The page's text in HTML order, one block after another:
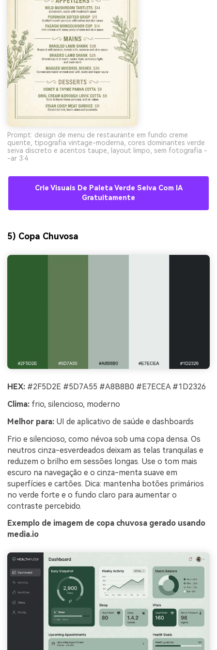
Prompt: design de menu de restaurante em fundo creme
quente, tipografia vintage-moderna, cores dominantes verde
seiva discreto e acentos taupe, layout limpo, sem fotografia -
-ar 3:4
Crie Visuais De Paleta Verde Seiva Com IA
Gratuitamente
5) Copa Chuvosa
HEX: #2F5D2E #5D7A55 #A8B8B0 #E7ECEA #1D2326
Clima: frio, silencioso, moderno
Melhor para: UI de aplicativo de saúde e dashboards
Frio e silencioso, como névoa sob uma copa densa. Os
neutros cinza-esverdeados deixam as telas tranquilas e
reduzem o brilho em sessões longas. Use o tom mais
escuro na navegação e o cinza-menta suave em
superfícies e cartões. Dica: mantenha botões primários
no verde forte e o fundo claro para aumentar o
contraste percebido.
Exemplo de imagem de copa chuvosa gerado usando
media.io